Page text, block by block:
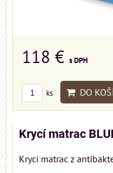
118 € s DPH
ks DO
Krycí matrac
Krycí matrac z